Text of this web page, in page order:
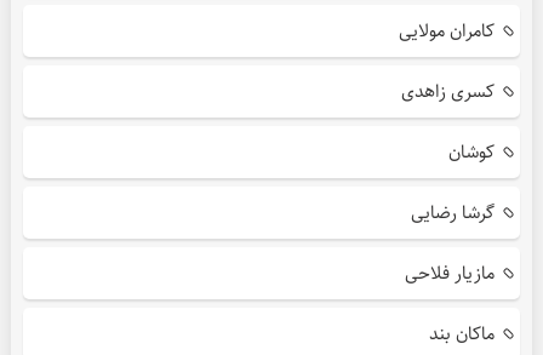
کامران مولایی
کسری زاهدی
کوشان
گرشا رضایی
مازیار فلاحی
ماکان بند